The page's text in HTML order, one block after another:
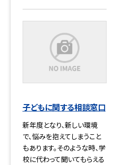
子どもに関する相談窓口
新年度となり、新しい環境
で、悩みを抱えてしまうこと
もあります。そのような時、学
校に代わって聞いてもらえる